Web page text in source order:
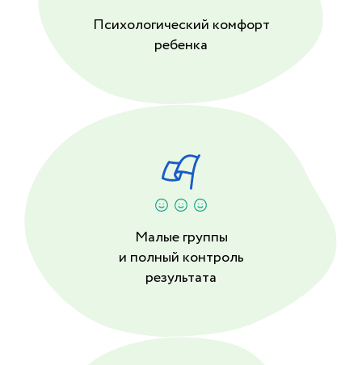
Психологический комфорт
ребенка
Малые группы
и полный контроль
результата